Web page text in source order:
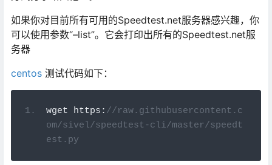
如果你对目前所有可用的Speedtest.net服务器感兴趣，你
可以使用参数“–list”。它会打印出所有的Speedtest.net服
务器
centos 测试代码如下：
wget https : //raw.githubusercontent.c
om/sivel/speedtest-cli/master/speedt
est.py